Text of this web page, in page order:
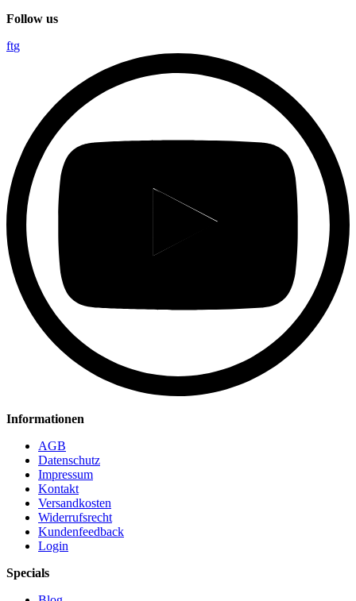
Follow us
ftg
Informationen
AGB
Datenschutz
Impressum
Kontakt
Versandkosten
Widerrufsrecht
Kundenfeedback
Login
Specials